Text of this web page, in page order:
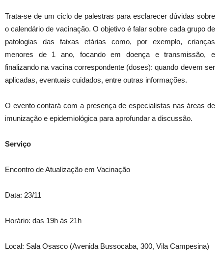
Trata-se de um ciclo de palestras para esclarecer dúvidas sobre
o calendário de vacinação. O objetivo é falar sobre cada grupo de
patologias das faixas etárias como, por exemplo, crianças
menores de 1 ano, focando em doença e transmissão, e
finalizando na vacina correspondente (doses): quando devem ser
aplicadas, eventuais cuidados, entre outras informações.
O evento contará com a presença de especialistas nas áreas de
imunização e epidemiológica para aprofundar a discussão.
Serviço
Encontro de Atualização em Vacinação
Data: 23/11
Horário: das 19h às 21h
Local: Sala Osasco (Avenida Bussocaba, 300, Vila Campesina)